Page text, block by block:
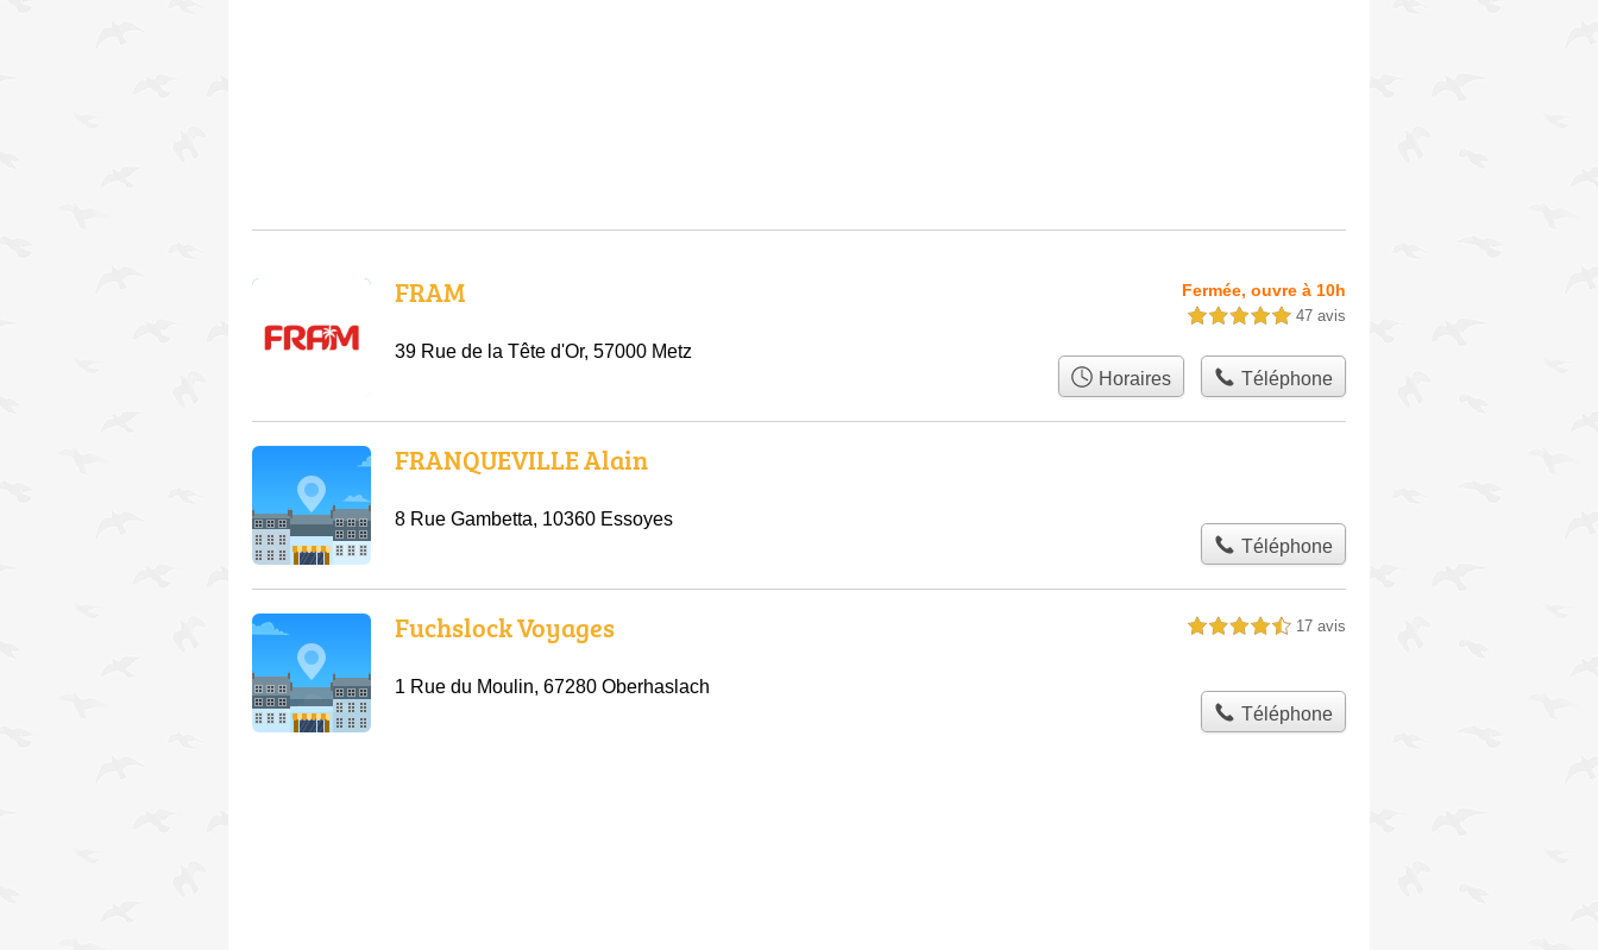
FRAM
39 Rue de la Tête d'Or, 57000 Metz
Fermée, ouvre à 10h
5,0 étoiles sur 5 47 avis
Horaires Téléphone
FRANQUEVILLE Alain
8 Rue Gambetta, 10360 Essoyes
Téléphone
Fuchslock Voyages
1 Rue du Moulin, 67280 Oberhaslach
4,5 étoiles sur 5 17 avis
Téléphone